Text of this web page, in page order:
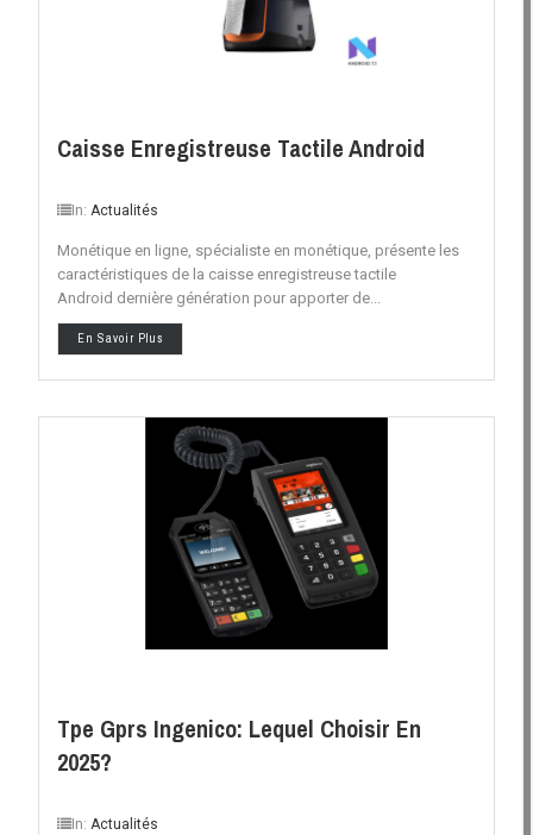
Caisse Enregistreuse Tactile Android
In: Actualités
Monétique en ligne, spécialiste en monétique, présente les
caractéristiques de la caisse enregistreuse tactile
Android dernière génération pour apporter de...
En Savoir Plus
Tpe Gprs Ingenico: Lequel Choisir En
2025?
In:Actualités